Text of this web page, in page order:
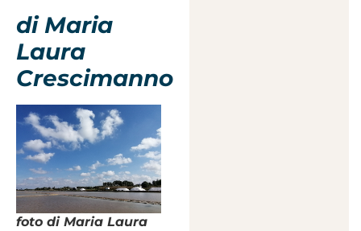
di Maria
Laura
Crescimanno
foto di Maria Laura